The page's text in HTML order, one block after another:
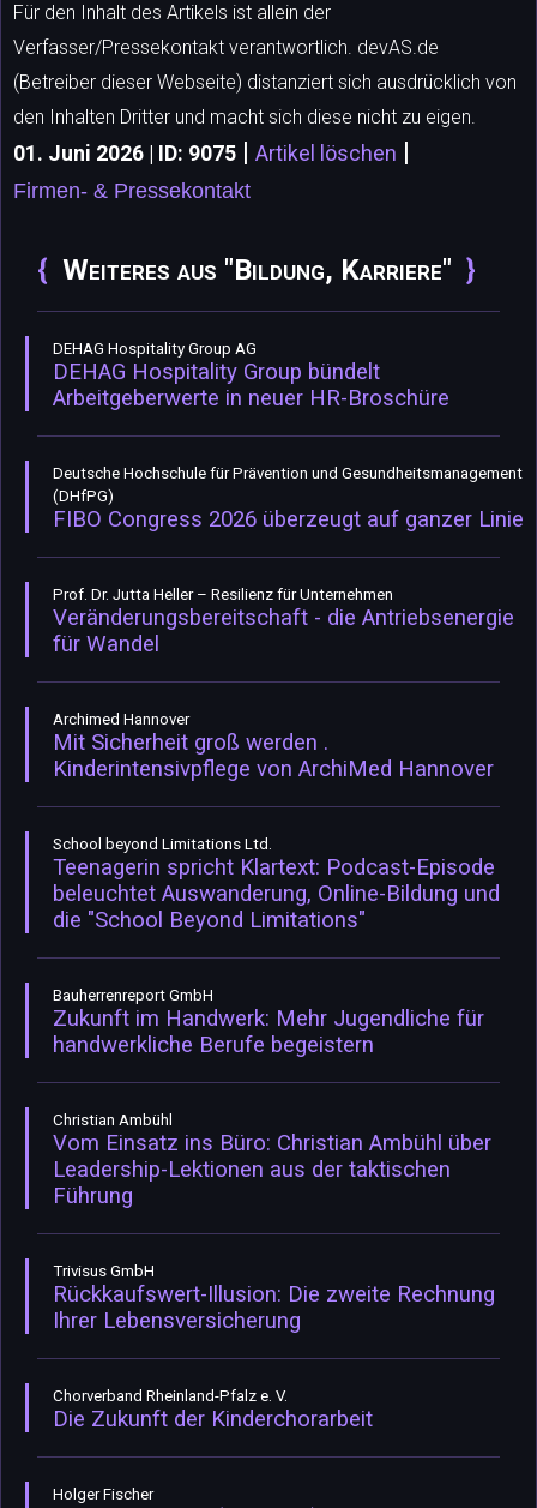
Für den Inhalt des Artikels ist allein der
Verfasser/Pressekontakt verantwortlich. devAS.de
(Betreiber dieser Webseite) distanziert sich ausdrücklich von
den Inhalten Dritter und macht sich diese nicht zu eigen.
01. Juni 2026 | ID: 9075 | Artikel löschen |
Firmen- & Pressekontakt
Weiteres aus "Bildung, Karriere"
DEHAG Hospitality Group AG
DEHAG Hospitality Group bündelt
Arbeitgeberwerte in neuer HR-Broschüre
Deutsche Hochschule für Prävention und Gesundheitsmanagement
(DHfPG)
FIBO Congress 2026 überzeugt auf ganzer Linie
Prof. Dr. Jutta Heller – Resilienz für Unternehmen
Veränderungsbereitschaft - die Antriebsenergie
für Wandel
Archimed Hannover
Mit Sicherheit groß werden .
Kinderintensivpflege von ArchiMed Hannover
School beyond Limitations Ltd.
Teenagerin spricht Klartext: Podcast-Episode
beleuchtet Auswanderung, Online-Bildung und
die "School Beyond Limitations"
Bauherrenreport GmbH
Zukunft im Handwerk: Mehr Jugendliche für
handwerkliche Berufe begeistern
Christian Ambühl
Vom Einsatz ins Büro: Christian Ambühl über
Leadership-Lektionen aus der taktischen
Führung
Trivisus GmbH
Rückkaufswert-Illusion: Die zweite Rechnung
Ihrer Lebensversicherung
Chorverband Rheinland-Pfalz e. V.
Die Zukunft der Kinderchorarbeit
Holger Fischer